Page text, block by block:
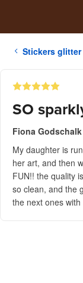
Stickers glitter
SO
Fiona Godschalk
My daughter is
her art, and then
FUN!! the quality
so clean, and the
the next ones